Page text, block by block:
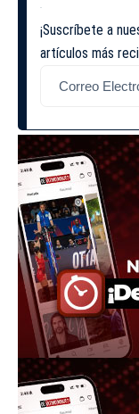
¡Suscríbete a
artículos más